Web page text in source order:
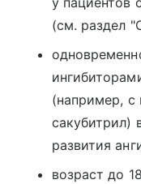
(см. раздел
(например,
сакубитрил)
развития
возраст до